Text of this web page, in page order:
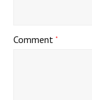
Comment*